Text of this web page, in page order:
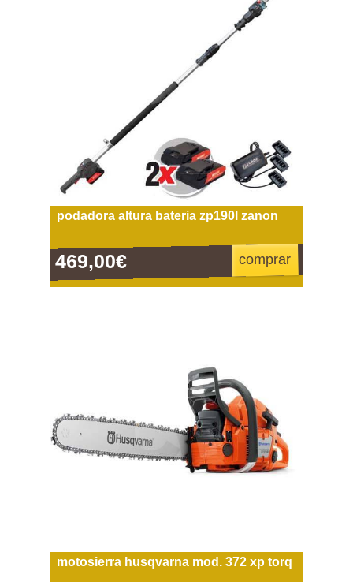
podadora altura bateria zp190l zanon
469,00€ comprar
motosierra husqvarna mod. 372 xp torq